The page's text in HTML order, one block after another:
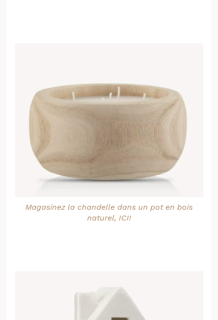
Magasinez la chandelle dans un pot en bois
naturel, ICI!